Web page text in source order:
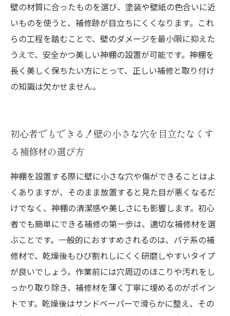
壁の材質に合ったものを選び、塗装や壁紙の色合いに近
いものを使うと、補修跡が目立ちにくくなります。これ
らの工程を踏むことで、壁のダメージを最小限に抑えた
うえで、安全かつ美しい神棚の設置が可能です。神棚を
長く美しく保ちたい方にとって、正しい補修と取り付け
の知識は欠かせません。
初心者でもできる！壁の小さな穴を目立たなくす
る補修材の選び方
神棚を設置する際に壁に小さな穴や傷ができることはよ
くありますが、そのまま放置すると見た目が悪くなるだ
けでなく、神棚の清潔感や美しさにも影響します。初心
者でも簡単にできる補修の第一歩は、適切な補修材を選
ぶことです。一般的におすすめされるのは、パテ系の補
修材で、乾燥後もひび割れしにくく研磨しやすいタイプ
が良いでしょう。作業前には穴周辺のほこりや汚れをし
っかり取り除き、補修材を薄く丁寧に埋めるのがポイン
トです。乾燥後はサンドペーパーで滑らかに整え、その